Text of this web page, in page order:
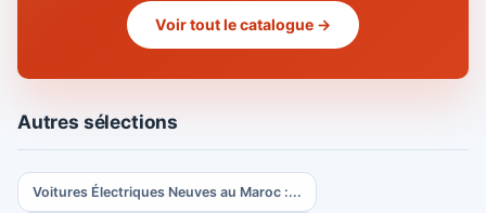
Voir tout le catalogue →
Autres sélections
Voitures Électriques Neuves au Maroc :...